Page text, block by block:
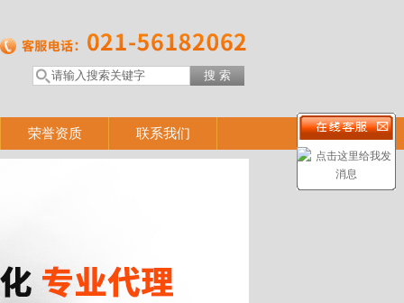
荣誉资质 联系我们